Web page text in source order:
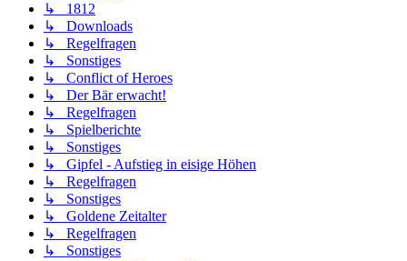
↳ 1812
↳ Downloads
↳ Regelfragen
↳ Sonstiges
↳ Conflict of Heroes
↳ Der Bär erwacht!
↳ Regelfragen
↳ Spielberichte
↳ Sonstiges
↳ Gipfel - Aufstieg in eisige Höhen
↳ Regelfragen
↳ Sonstiges
↳ Goldene Zeitalter
↳ Regelfragen
↳ Sonstiges